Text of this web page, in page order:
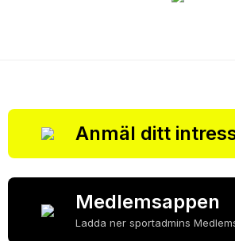
BILDGALLERI
DOKUMENT
VÅRA LAG/TRÄNARE
Anmäl ditt
Medlemsappen
Ladda ner sportadmins